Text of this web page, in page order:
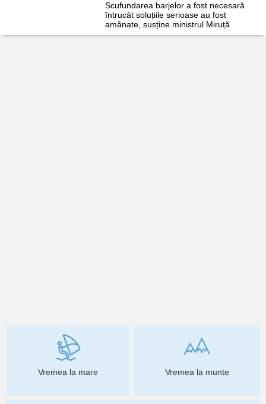
Scufundarea barjelor a fost necesară
întrucât soluțiile serioase au fost
amânate, susține ministrul Miruță
Vremea la mare Vremea la munte